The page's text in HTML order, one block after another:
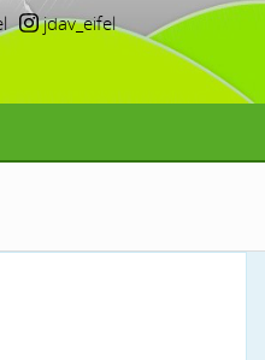
jdav_eifel